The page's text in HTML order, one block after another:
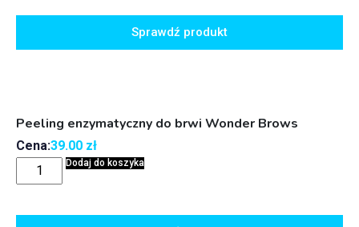
Sprawdź produkt
Peeling enzymatyczny do brwi Wonder Brows
Cena:39.00 zł
Dodaj do koszyka